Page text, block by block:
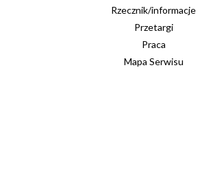
Rzecznik/informacje
Przetargi
Praca
Mapa Serwisu